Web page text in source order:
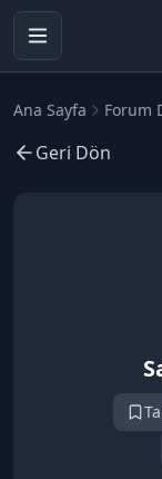
Ana Sayfa Forum
Geri Dön